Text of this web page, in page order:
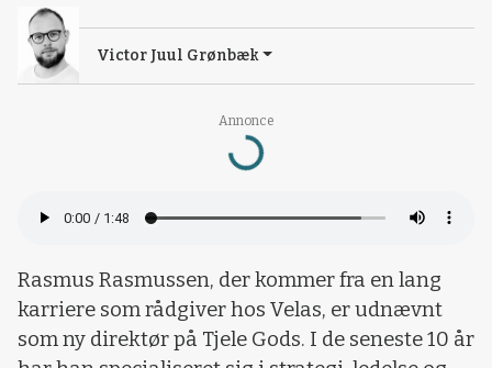
Annonce
Loading...
Victor Juul Grønbæk
Rasmus Rasmussen, der kommer fra en lang
karriere som rådgiver hos Velas, er udnævnt
som ny direktør på Tjele Gods. I de seneste 10 år